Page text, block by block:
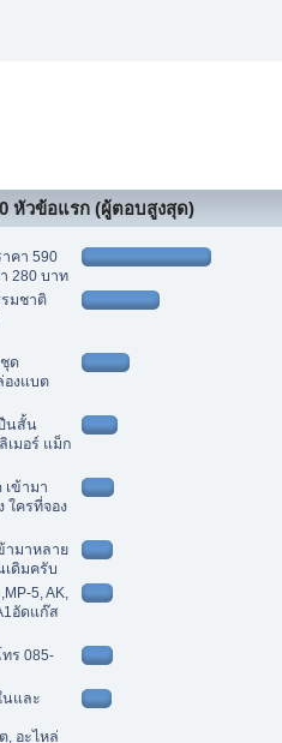
หัวข้อแรก (ผู้ตอบสูงสุด)
คา 590
280 บาท
มชาติ
ด
องแบต
นสั้น
เมอร์ แม็ก
เข้ามา
ใครที่จอง
ามาหลาย
เดิมครับ
5, AK,
อัดแก๊ส
ร 085-
และ
, อะไหล่